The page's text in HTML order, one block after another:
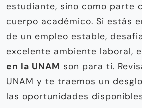
estudiante, sino como parte
cuerpo académico. Si estás
de un empleo estable,
excelente ambiente laboral,
en la UNAM son para ti.
UNAM y te traemos un
las oportunidades